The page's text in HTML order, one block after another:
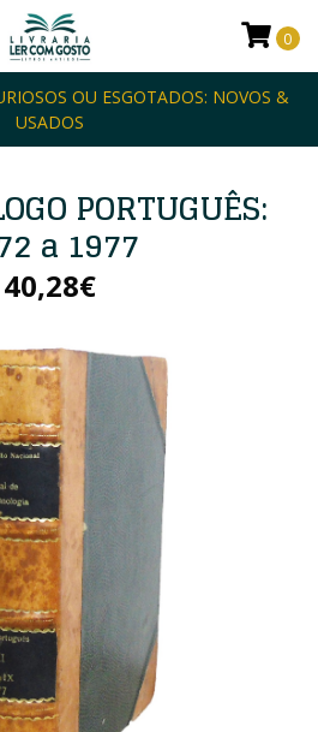
OU ESGOTADOS: NOVOS &
USADOS
0
PORTUGUÊS:
a 1977
40,28€